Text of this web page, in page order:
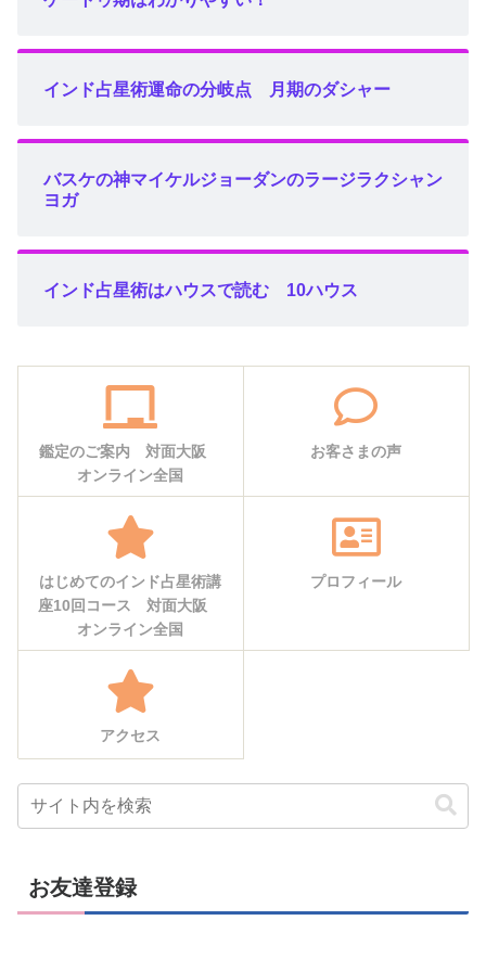
インド占星術運命の分岐点 月期のダシャー
バスケの神マイケルジョーダンのラージラクシャン
ヨガ
インド占星術はハウスで読む 10ハウス
鑑定のご案内 対面大阪
オンライン全国
お客さまの声
はじめてのインド占星術講
座10回コース 対面大阪
オンライン全国
プロフィール
アクセス
お友達登録